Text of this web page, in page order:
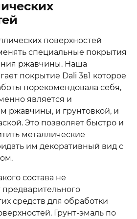
поверхностей
специальные покрытия
ржавчины. Наша
покрытие Dali 3в1 которое
порекомендовала себя,
является и
ржавчины, и грунтовкой, и
Это позволяет быстро и
металлические
им декоративный вид с
состава не
средств для обработки
Грунт-эмаль по